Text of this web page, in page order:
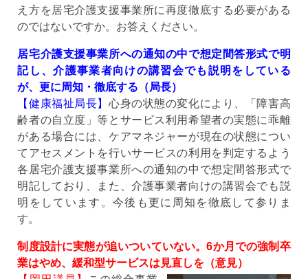
え方を居宅介護支援事業所に再度徹底する必要がある
のではないですか。お答えください。
居宅介護支援事業所への通知の中で想定間答形式で明
記し、介護事業者向けの講習会でも説明をしている
が、更に周知・徹底する（局長）
【健康福祉局長】心身の状態の変化により、「障害高
齢者の自立度」等とサービス利用希望者の実態に乖離
がある場合には、ケアマネジャーが現在の状態につい
てアセスメントを行いサービスの利用を判定するよう
各居宅介護支援事業所への通知の中で想定間答形式で
明記しており、また、介護事業者向けの講習会でも説
明をしています。今後も更に周知を徹底して参りま
す。
制度設計に実態が追いついていない。6か月での強制卒
業はやめ、緩和型サービスは見直しを（意見）